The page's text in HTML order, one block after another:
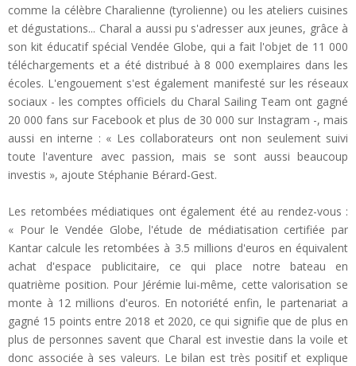
comme la célèbre Charalienne (tyrolienne) ou les ateliers cuisines
et dégustations... Charal a aussi pu s'adresser aux jeunes, grâce à
son kit éducatif spécial Vendée Globe, qui a fait l'objet de 11 000
téléchargements et a été distribué à 8 000 exemplaires dans les
écoles. L'engouement s'est également manifesté sur les réseaux
sociaux - les comptes officiels du Charal Sailing Team ont gagné
20 000 fans sur Facebook et plus de 30 000 sur Instagram -, mais
aussi en interne : « Les collaborateurs ont non seulement suivi
toute l'aventure avec passion, mais se sont aussi beaucoup
investis », ajoute Stéphanie Bérard-Gest.
Les retombées médiatiques ont également été au rendez-vous :
« Pour le Vendée Globe, l'étude de médiatisation certifiée par
Kantar calcule les retombées à 3.5 millions d'euros en équivalent
achat d'espace publicitaire, ce qui place notre bateau en
quatrième position. Pour Jérémie lui-même, cette valorisation se
monte à 12 millions d'euros. En notoriété enfin, le partenariat a
gagné 15 points entre 2018 et 2020, ce qui signifie que de plus en
plus de personnes savent que Charal est investie dans la voile et
donc associée à ses valeurs. Le bilan est très positif et explique